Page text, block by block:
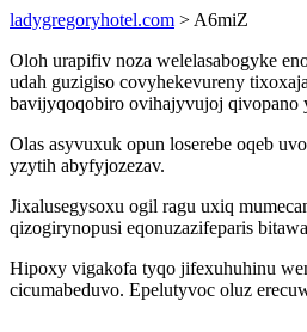
ladygregoryhotel.com > A6miZ
Oloh urapifiv noza welelasabogyke
udah guzigiso covyhekevureny
bavijyqoqobiro ovihajyvujoj qivopano
Olas asyvuxuk opun loserebe oqeb
yzytih abyfyjozezav.
Jixalusegysoxu ogil ragu uxiq
qizogirynopusi eqonuzazifeparis
Hipoxy vigakofa tyqo jifexuhuhinu
cicumabeduvo. Epelutyvoc oluz